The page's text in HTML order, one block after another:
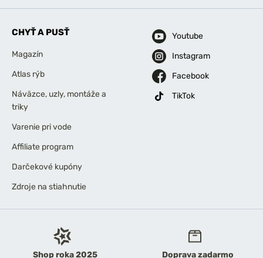
Shop roka 2025 Doprava zadarmo
CHYŤ A PUSŤ
Magazín
Atlas rýb
Náväzce, uzly, montáže a
triky
Varenie pri vode
Affiliate program
Darčekové kupóny
Zdroje na stiahnutie
Youtube
Instagram
Facebook
TikTok